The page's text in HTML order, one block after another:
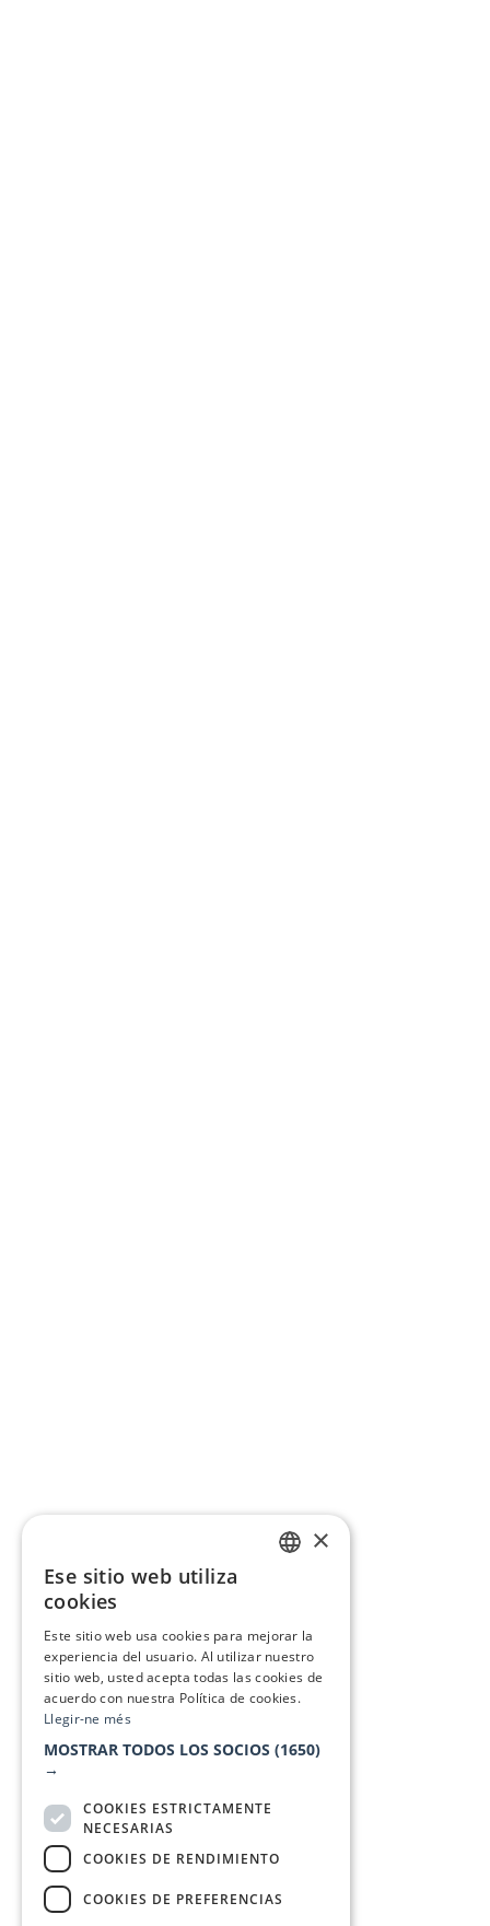
×
Ese sitio web utiliza
cookies
Este sitio web usa cookies para mejorar la
experiencia del usuario. Al utilizar nuestro
sitio web, usted acepta todas las cookies de
acuerdo con nuestra Política de cookies.
Llegir-ne més
MOSTRAR TODOS LOS SOCIOS (1650)
→
COOKIES ESTRICTAMENTE
NECESARIAS
COOKIES DE RENDIMIENTO
COOKIES DE PREFERENCIAS